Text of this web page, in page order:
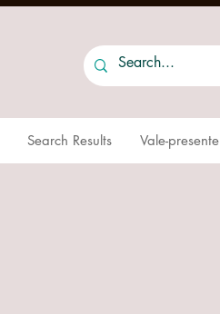
Search Results Vale-presente